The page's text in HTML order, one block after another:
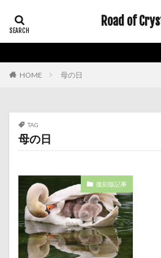
Road of
HOME 母の日
TAG
母の日
復刻版記事